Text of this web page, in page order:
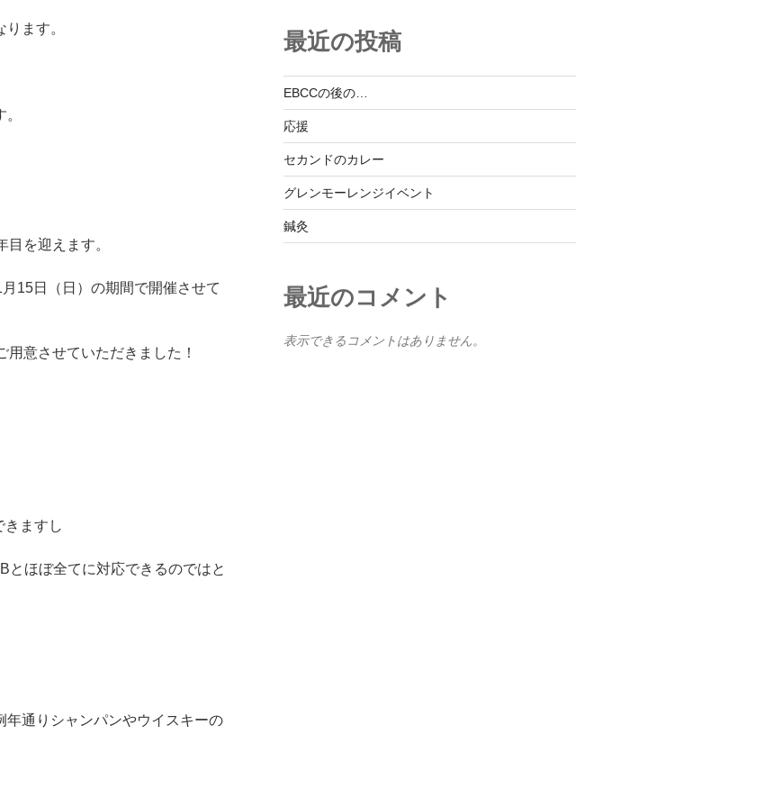
ます。
を迎えます。
15日（日）の期間で開催させて
意させていただきました！
きますし
とほぼ全てに対応できるのではと
年通りシャンパンやウイスキーの
最近の投稿
EBCCの後の…
応援
セカンドのカレー
グレンモーレンジイベント
鍼灸
最近のコメント
表示できるコメントはありません。